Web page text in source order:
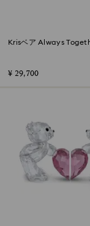
Krisベア Always
¥ 29,700